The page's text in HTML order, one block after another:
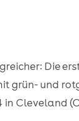
Die
grün- und
in Cleveland